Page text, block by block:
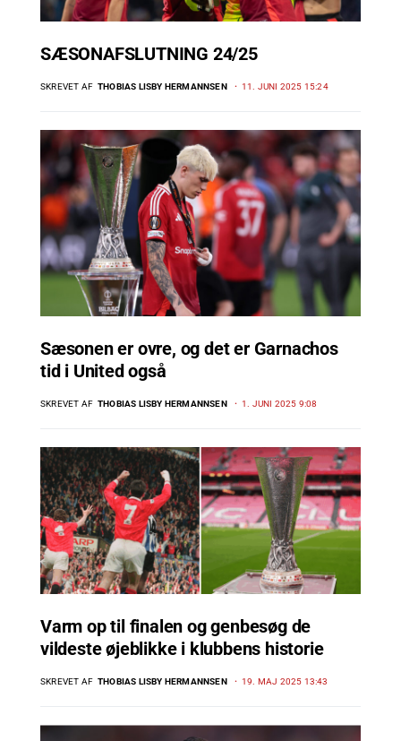
SÆSONAFSLUTNING 24/25
SKREVET AF THOBIAS LISBY HERMANNSEN 11. JUNI 2025 15:24
Sæsonen er ovre, og det er Garnachos
tid i United også
SKREVET AF THOBIAS LISBY HERMANNSEN 1. JUNI 2025 9:08
Varm op til finalen og genbesøg de
vildeste øjeblikke i klubbens historie
SKREVET AF THOBIAS LISBY HERMANNSEN 19. MAJ 2025 13:43